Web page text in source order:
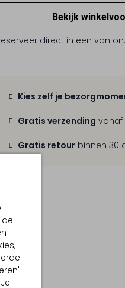
Bekijk
direct in een van
Kies zelf je
Gratis verzending vanaf
Gratis retour binnen 30